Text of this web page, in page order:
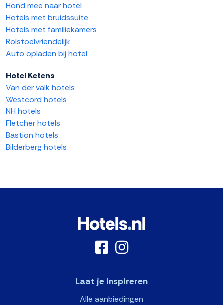
Hond mee naar hotel
Hotels met bruidssuite
Hotels met familiekamers
Rolstoelvriendelijk
Auto opladen bij hotel
Hotel Ketens
Van der valk hotels
Westcord hotels
NH hotels
Fletcher hotels
Bastion hotels
Bilderberg hotels
Laat je inspireren
Alle aanbiedingen